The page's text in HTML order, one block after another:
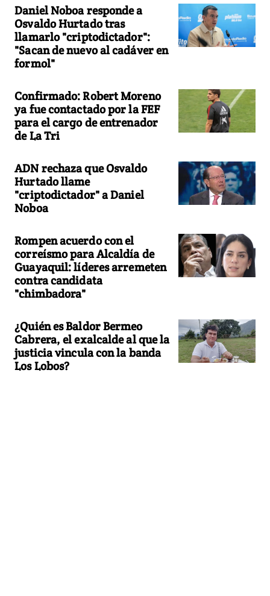
Daniel Noboa responde a
Osvaldo Hurtado tras
llamarlo "criptodictador":
"Sacan de nuevo al cadáver en
formol"
Confirmado: Robert Moreno
ya fue contactado por la FEF
para el cargo de entrenador
de La Tri
ADN rechaza que Osvaldo
Hurtado llame
"criptodictador" a Daniel
Noboa
Rompen acuerdo con el
correísmo para Alcaldía de
Guayaquil: líderes arremeten
contra candidata
"chimbadora"
¿Quién es Baldor Bermeo
Cabrera, el exalcalde al que la
justicia vincula con la banda
Los Lobos?